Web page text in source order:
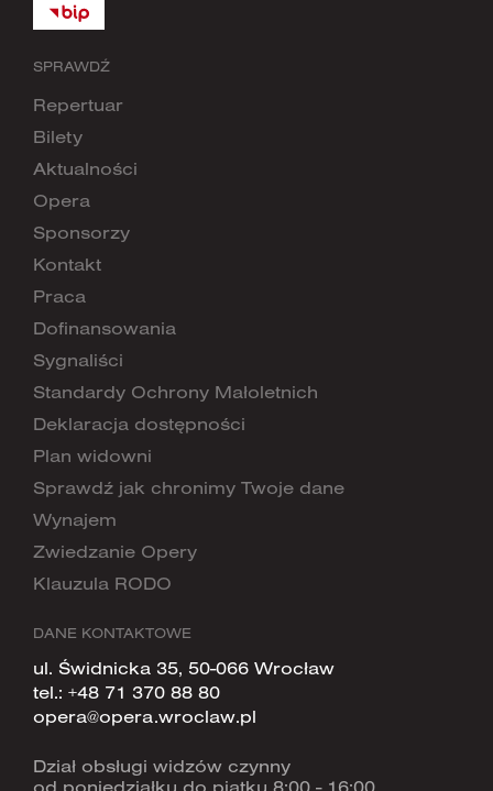
SPRAWDŹ
Repertuar
Bilety
Aktualności
Opera
Sponsorzy
Kontakt
Praca
Dofinansowania
Sygnaliści
Standardy Ochrony Małoletnich
Deklaracja dostępności
Plan widowni
Sprawdź jak chronimy Twoje dane
Wynajem
Zwiedzanie Opery
Klauzula RODO
DANE KONTAKTOWE
ul. Świdnicka 35, 50-066 Wrocław
tel.: +48 71 370 88 80
opera@opera.wroclaw.pl
Dział obsługi widzów czynny